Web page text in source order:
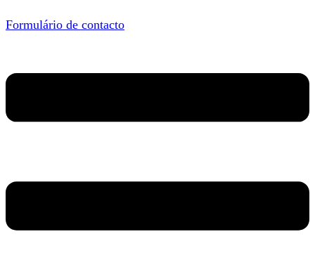
Formulário de contacto